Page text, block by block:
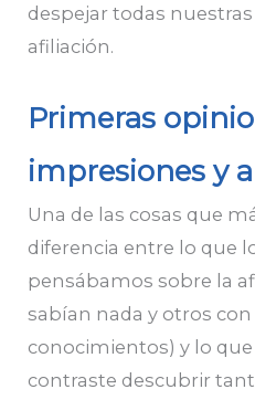
despejar todas
afiliación.
Primeras
impresiones y
Una de las cosas que
diferencia entre lo que
pensábamos sobre la
sabían nada y otros
conocimientos) y lo que
contraste descubrir